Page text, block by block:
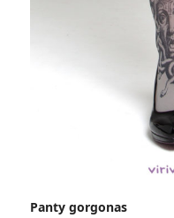
Panty gorgonas